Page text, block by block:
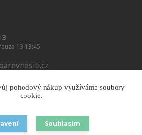
13-13:45
pohodový nákup využíváme soubory
cookie.
Souhlasím